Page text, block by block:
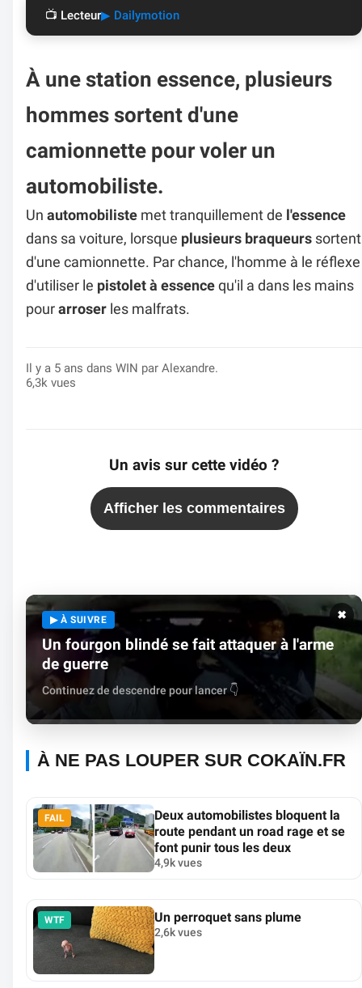
📺 Lecteur▶ Dailymotion
À une station essence, plusieurs
hommes sortent d'une
camionnette pour voler un
automobiliste.
Un automobiliste met tranquillement de l'essence
dans sa voiture, lorsque plusieurs braqueurs sortent
d'une camionnette. Par chance, l'homme à le réflexe
d'utiliser le pistolet à essence qu'il a dans les mains
pour arroser les malfrats.
Il y a 5 ans dans WIN par Alexandre.
6,3k vues
Un avis sur cette vidéo ?
Afficher les commentaires
✖
▶ À SUIVRE
Un fourgon blindé se fait attaquer à l'arme
de guerre
Continuez de descendre pour lancer 👇
À NE PAS LOUPER SUR COKAÏN.FR
FAIL
Deux automobilistes bloquent la
route pendant un road rage et se
font punir tous les deux
4,9k vues
WTF Un perroquet sans plume
2,6k vues